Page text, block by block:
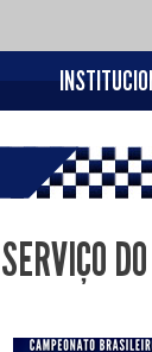
SERVIÇO